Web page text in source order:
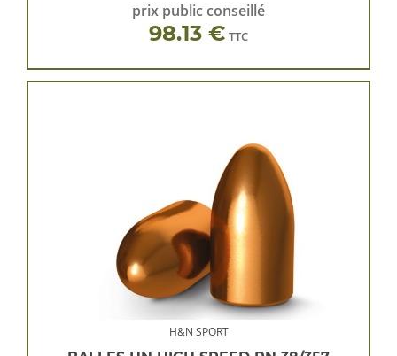
prix public conseillé
98.13 € TTC
H&N SPORT